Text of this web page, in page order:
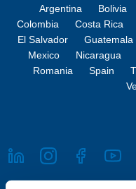
Argentina Bolivia
Colombia
Costa Rica
El Salvador
Guatemala
Mexico
Nicaragua
Romania
Spain